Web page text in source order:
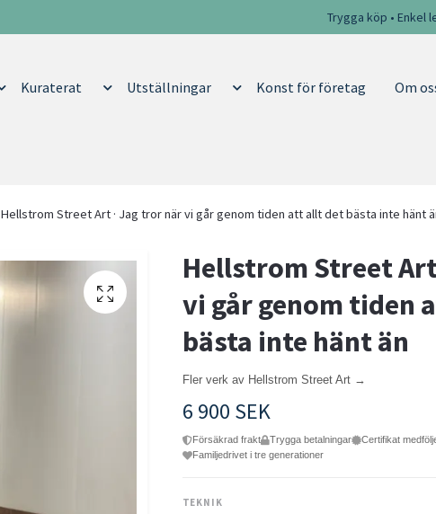
Trygga köp • Enkel
Kuraterat Utställningar Konst för företag Om
Hellstrom Street Art · Jag tror när vi går genom tiden att allt det bästa inte hänt
Hellstrom Street
vi går genom tiden
bästa inte hänt än
Fler verk av Hellstrom Street Art →
6 900 SEK
Försäkrad frakt Trygga betalningar
Certifikat
Familjedrivet i tre generationer
TEKNIK